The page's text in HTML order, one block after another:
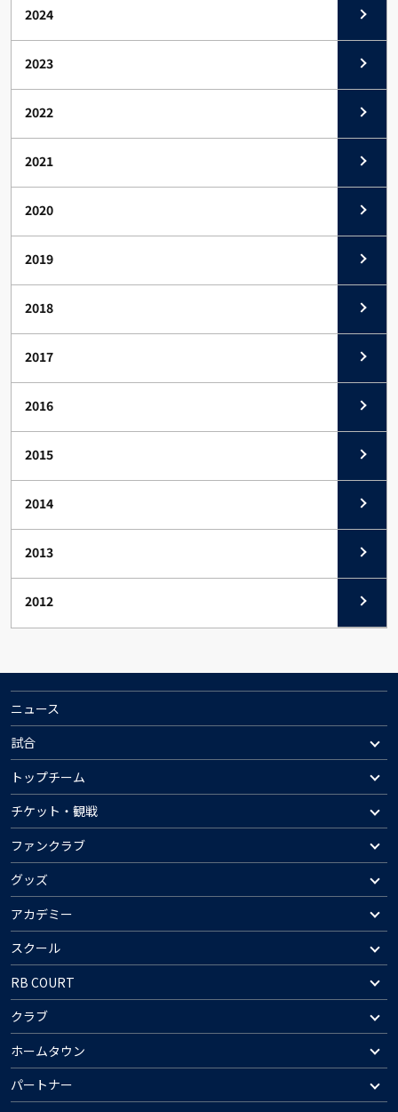
2024
2023
2022
2021
2020
2019
2018
2017
2016
2015
2014
2013
2012
ニュース
試合
トップチーム
チケット・観戦
ファンクラブ
グッズ
アカデミー
スクール
RB COURT
クラブ
ホームタウン
パートナー